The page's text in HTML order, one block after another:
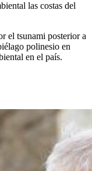
las costas del
el tsunami posterior a
polinesio en
en el país.